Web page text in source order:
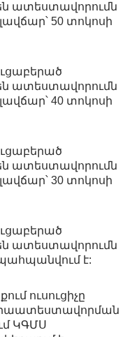
ատեստավորումն
50 տոկոսի
ատեստավորումն
40 տոկոսի
ատեստավորումն
30 տոկոսի
ատեստավորումն
է:
ուսուցիչը
ԿԳՄՍ